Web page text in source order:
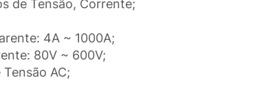
de Tensão, Corrente;
4A ~ 1000A;
80V ~ 600V;
AC;